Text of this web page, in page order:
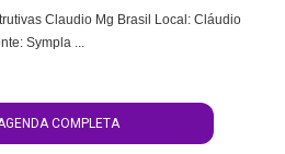
Claudio Mg Brasil Local: Cláudio
Sympla ...
COMPLETA